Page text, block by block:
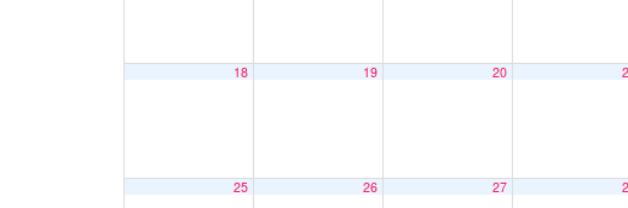
18 19 20
25 26 27